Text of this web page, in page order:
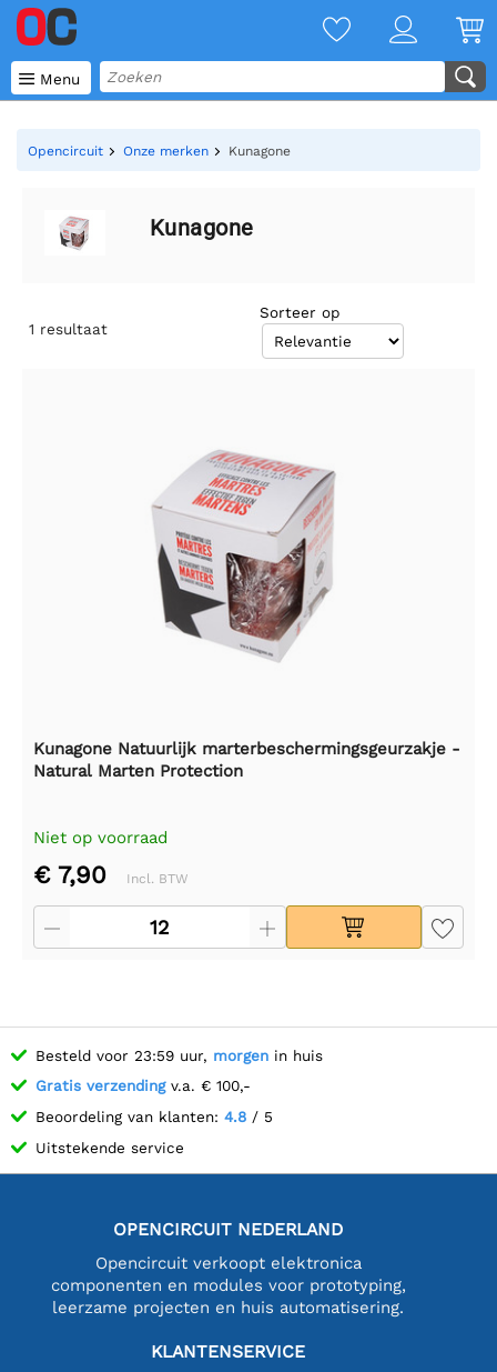
 Menu
Opencircuit Onze merken Kunagone
Kunagone
1 resultaat
Sorteer op
Kunagone Natuurlijk marterbeschermingsgeurzakje -
Natural Marten Protection
Niet op voorraad
€ 7,90 Incl. BTW
Besteld voor 23:59 uur, morgen in huis
Gratis verzendingv.a. € 100,-
Beoordeling van klanten: 4.8 / 5
Uitstekende service
OPENCIRCUIT NEDERLAND
Opencircuit verkoopt elektronica
componenten en modules voor prototyping,
leerzame projecten en huis automatisering.
KLANTENSERVICE